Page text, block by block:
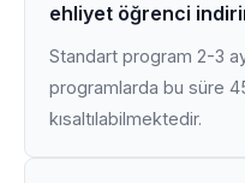
ehliyet öğrenci
Standart program 2-3
programlarda bu süre
kısaltılabilmektedir.